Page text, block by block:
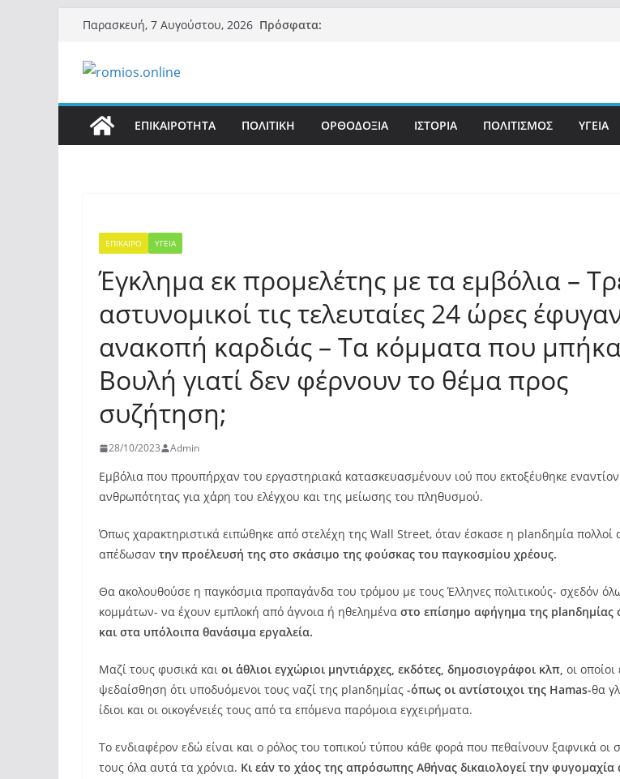
Μετάβαση
περιεχόμενο
Παρασκευή, 7 Αυγούστου, 2026 Πρόσφατα:
ΕΠΙΚΑΙΡΟΤΗΤΑ ΠΟΛΙΤΙΚΗ ΟΡΘΟΔΟΞΙΑ ΙΣΤΟΡΙΑ ΠΟΛΙΤΙΣΜΟΣ ΥΓΕΙΑ
ΕΠΙΚΑΙΡΟ ΥΓΕΙΑ
Έγκλημα εκ προμελέτης με τα εμβόλια –
αστυνομικοί τις τελευταίες 24 ώρες
ανακοπή καρδιάς – Τα κόμματα που
Βουλή γιατί δεν φέρνουν το θέμα προς
συζήτηση;
28/10/2023 Admin
Εμβόλια που προυπήρχαν του εργαστηριακά κατασκευασμένουν ιού που εκτοξέυθηκε
ανθρωπότητας για χάρη του ελέγχου και της μείωσης του πληθυσμού.
Όπως χαρακτηριστικά ειπώθηκε από στελέχη της Wall Street, όταν έσκασε η planδημία πολλοί
απέδωσαν την προέλευσή της στο σκάσιμο της φούσκας του παγκοσμίου χρέους.
Θα ακολουθούσε η παγκόσμια προπαγάνδα του τρόμου με τους Έλληνες πολιτικούς- σχεδόν
κομμάτων- να έχουν εμπλοκή από άγνοια ή ηθελημένα στο επίσημο αφήγημα της planδημίας
και στα υπόλοιπα θανάσιμα εργαλεία.
Μαζί τους φυσικά και οι άθλιοι εγχώριοι μηντιάρχες, εκδότες, δημοσιογράφοι κλπ, οι
ψεδαίσθηση ότι υποδυόμενοι τους ναζί της planδημίας -όπως οι αντίστοιχοι της Hamas-θα
ίδιοι και οι οικογένειές τους από τα επόμενα παρόμοια εγχειρήματα.
To ενδιαφέρον εδώ είναι και ο ρόλος του τοπικού τύπου κάθε φορά που πεθαίνουν ξαφνικά οι
τους όλα αυτά τα χρόνια. Κι εάν το χάος της απρόσωπης Αθήνας δικαιολογεί την φυγομαχία